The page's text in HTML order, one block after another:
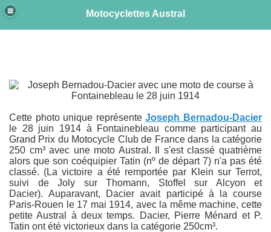
Motocyclettes Austral
Cette photo unique représenteJoseph Bernadou-Dacier
le 28 juin 1914 à Fontainebleau comme participant au
Grand Prix du Motocycle Club de France dans la catégorie
250 cm³ avec une moto Austral. Il s'est classé quatrième
alors que son coéquipier Tatin (nº de départ 7) n'a pas été
classé. (La victoire a été remportée par Klein sur Terrot,
suivi de Joly sur Thomann, Stoffel sur Alcyon et
Dacier). Auparavant, Dacier avait participé à la course
Paris-Rouen le 17 mai 1914, avec la même machine, cette
petite Austral à deux temps. Dacier, Pierre Ménard et P.
Tatin ont été victorieux dans la catégorie 250cm³.